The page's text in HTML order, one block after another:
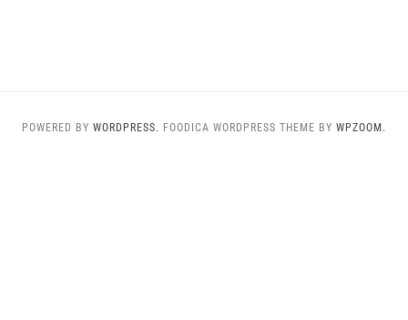
POWERED BY WORDPRESS. FOODICA WORDPRESS THEME BY WPZOOM.